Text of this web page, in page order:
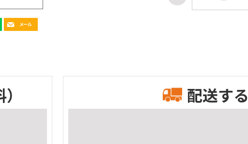
配送する